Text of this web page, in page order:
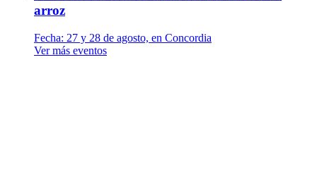
arroz
Fecha: 27 y 28 de agosto, en Concordia
Ver más eventos